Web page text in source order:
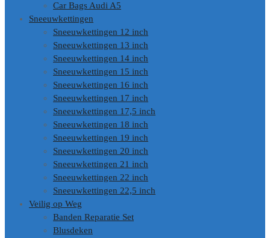
Car Bags Audi A5
Sneeuwkettingen
Sneeuwkettingen 12 inch
Sneeuwkettingen 13 inch
Sneeuwkettingen 14 inch
Sneeuwkettingen 15 inch
Sneeuwkettingen 16 inch
Sneeuwkettingen 17 inch
Sneeuwkettingen 17,5 inch
Sneeuwkettingen 18 inch
Sneeuwkettingen 19 inch
Sneeuwkettingen 20 inch
Sneeuwkettingen 21 inch
Sneeuwkettingen 22 inch
Sneeuwkettingen 22,5 inch
Veilig op Weg
Banden Reparatie Set
Blusdeken